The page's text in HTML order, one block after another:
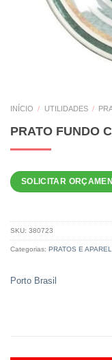
INÍCIO / UTILIDADES /
PRATO FUNDO
SOLICITAR
SKU: 380723
Categorias: PRATOS E
Porto Brasil